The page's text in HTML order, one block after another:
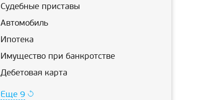
Судебные приставы
Автомобиль
Ипотека
Имущество при банкротстве
Дебетовая карта
Еще 9